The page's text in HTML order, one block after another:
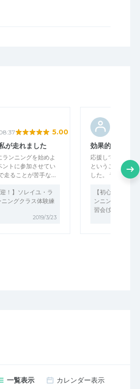
5.00
が走れました
ンニングを始めよ
ントに参加させてい
走ることが苦手な…
！】ソレイユ・ラ
ングクラス体験練
2019/3/23
効果的なストレ
応援している青学
ということで、と
した。 青トレの
【初心者の方も
ンニングクラブ
習会(女性限定)
一覧表示 カレンダー表示